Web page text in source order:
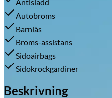
Skadeverkstad
Antisladd
Autobroms
Barnlås
Broms-assistans
Sidoairbags
Sidokrockgardiner
Beskrivning